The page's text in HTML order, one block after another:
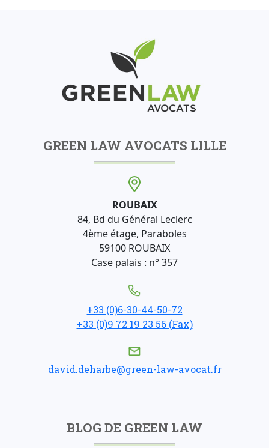
GREEN LAW AVOCATS LILLE
ROUBAIX
84, Bd du Général Leclerc
4ème étage, Paraboles
59100 ROUBAIX
Case palais : n° 357
+33 (0)6-30-44-50-72
+33 (0)9 72 19 23 56 (Fax)
david.deharbe@green-law-avocat.fr
BLOG DE GREEN LAW